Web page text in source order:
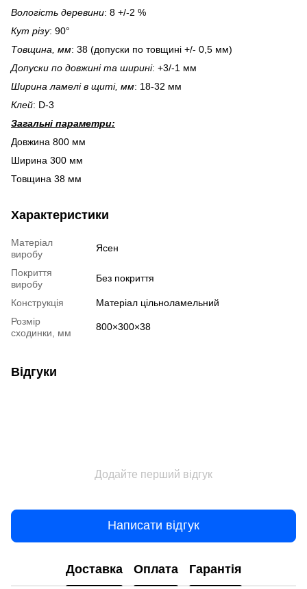
Вологість деревини: 8 +/-2 %
Кут різу: 90°
Товщина, мм: 38 (допуски по товщині +/- 0,5 мм)
Допуски по довжині та ширині: +3/-1 мм
Ширина ламелі в щиті, мм: 18-32 мм
Клей: D-3
Загальні параметри:
Довжина 800 мм
Ширина 300 мм
Товщина 38 мм
Характеристики
Матеріал
виробу
Ясен
Покриття
виробу
Без покриття
Конструкція
Матеріал цільноламельний
Розмір
сходинки, мм
800×300×38
Відгуки
Додайте перший відгук
Написати відгук
Доставка Оплата Гарантія